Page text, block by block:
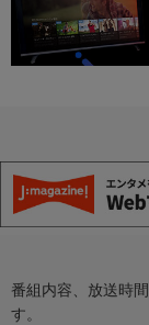
番組内容、放送時
す。